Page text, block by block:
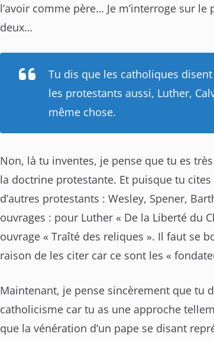
l’avoir comme père… Je m’interroge sur
deux…
Tu dis que les catholiques
les protestants aussi, Luther,
même chose.
Non, là tu inventes, je pense que tu es
la doctrine protestante. Et puisque tu
d’autres protestants : Wesley, Spener,
ouvrages : pour Luther « De la Liberté du
ouvrage « Traîté des reliques ». Il faut se
raison de les citer car ce sont les «
Maintenant, je pense sincèrement que tu
catholicisme car tu as une approche
que la vénération d’un pape se disant